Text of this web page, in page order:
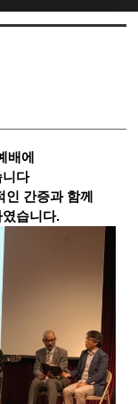
배에
니다
인 간증과 함께
습니다.
5